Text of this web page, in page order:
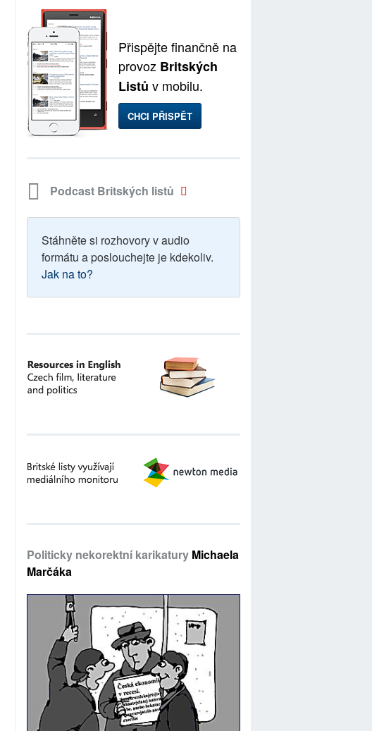
Přispějte finančně na
provoz Britských
Listů v mobilu.
CHCI PŘISPĚT
Podcast Britských listů
Stáhněte si rozhovory v audio
formátu a poslouchejte je kdekoliv.
Jak na to?
Politicky nekorektní karikatury Michaela
Marčáka